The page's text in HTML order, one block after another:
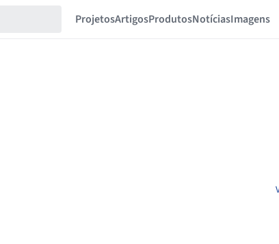
ProjetosArtigosProdutosNotíciasImagens